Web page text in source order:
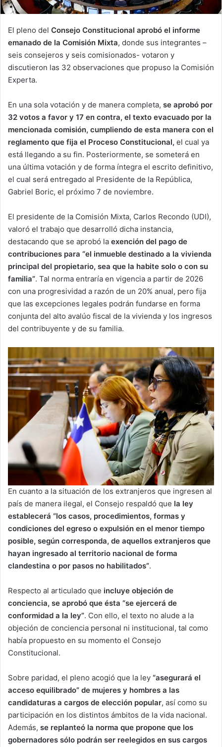
El pleno del Consejo Constitucional aprobó el informe
emanado de la Comisión Mixta, donde sus integrantes –
seis consejeros y seis comisionados- votaron y
discutieron las 32 observaciones que propuso la Comisión
Experta.
En una sola votación y de manera completa, se aprobó por
32 votos a favor y 17 en contra, el texto evacuado por la
mencionada comisión, cumpliendo de esta manera con el
reglamento que fija el Proceso Constitucional, el cual ya
está llegando a su fin. Posteriormente, se someterá en
una última votación y de forma íntegra el escrito definitivo,
el cual será entregado al Presidente de la República,
Gabriel Boric, el próximo 7 de noviembre.
El presidente de la Comisión Mixta, Carlos Recondo (UDI),
valoró el trabajo que desarrolló dicha instancia,
destacando que se aprobó la exención del pago de
contribuciones para “el inmueble destinado a la vivienda
principal del propietario, sea que la habite solo o con su
familia”. Tal norma entraría en vigencia a partir de 2026
con una progresividad a razón de un 20% anual, pero fija
que las excepciones legales podrán fundarse en forma
conjunta del alto avalúo fiscal de la vivienda y los ingresos
del contribuyente y de su familia.
En cuanto a la situación de los extranjeros que ingresen al
país de manera ilegal, el Consejo respaldó que la ley
establecerá “los casos, procedimientos, formas y
condiciones del egreso o expulsión en el menor tiempo
posible, según corresponda, de aquellos extranjeros que
hayan ingresado al territorio nacional de forma
clandestina o por pasos no habilitados”.
Respecto al articulado que incluye objeción de
conciencia, se aprobó que ésta “se ejercerá de
conformidad a la ley”. Con ello, el texto no alude a la
objeción de conciencia personal ni institucional, tal como
había propuesto en su momento el Consejo
Constitucional.
Sobre paridad, el pleno acogió que la ley “asegurará el
acceso equilibrado” de mujeres y hombres a las
candidaturas a cargos de elección popular, así como su
participación en los distintos ámbitos de la vida nacional.
Además, se replanteó la norma que propone que los
gobernadores sólo podrán ser reelegidos en sus cargos